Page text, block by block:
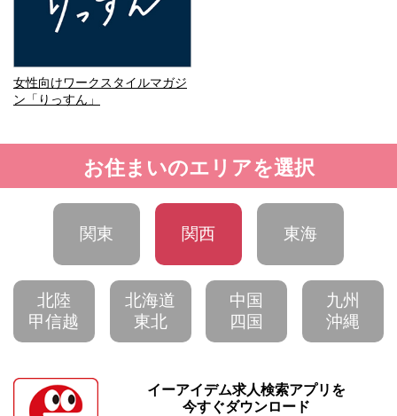
女性向けワークスタイルマガジ
ン「りっすん」
お住まいのエリアを選択
関東 関西 東海
北陸
甲信越
北海道
東北
中国
四国
九州
沖縄
イーアイデム求人検索アプリを
今すぐダウンロード